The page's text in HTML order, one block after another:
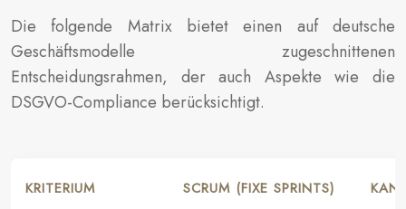
Die folgende Matrix bietet einen auf deutsche
Geschäftsmodelle zugeschnittenen
Entscheidungsrahmen, der auch Aspekte wie die
DSGVO-Compliance berücksichtigt.
KRITERIUM SCRUM (FIXE SPRINTS)